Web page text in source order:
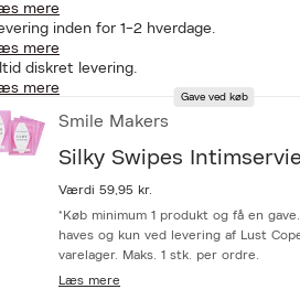
mere
inden for 1-2 hverdage.
mere
diskret levering.
mere
Gave ved køb
Smile Makers
Silky Swipes
Værdi 59,95 kr.
*Køb minimum 1 produkt og få en
haves og kun ved levering af Lust
varelager. Maks. 1 stk. per ordre.
Læs mere